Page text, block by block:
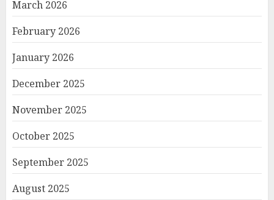
March 2026
February 2026
January 2026
December 2025
November 2025
October 2025
September 2025
August 2025